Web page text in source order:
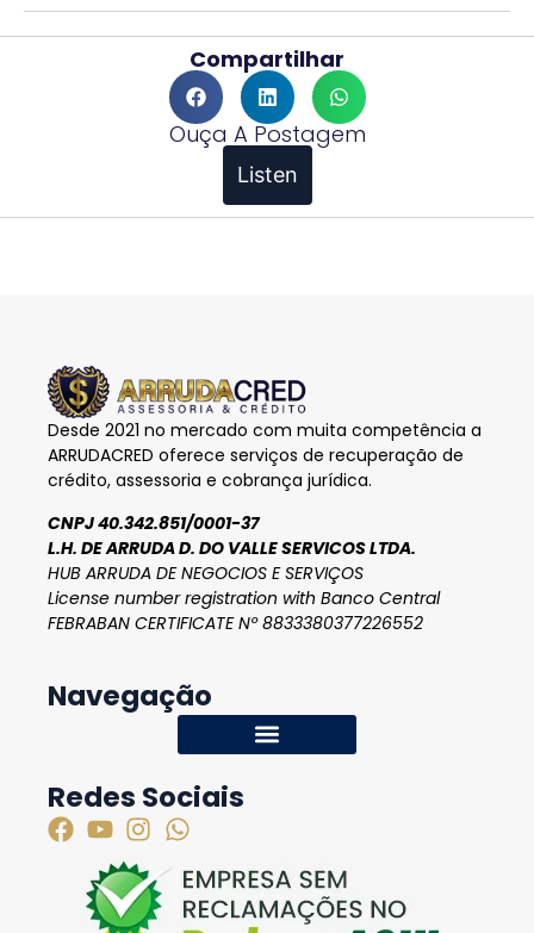
Compartilhar
Ouça A Postagem
Listen
Desde 2021 no mercado com muita competência a
ARRUDACRED oferece serviços de recuperação de
crédito, assessoria e cobrança jurídica.
CNPJ 40.342.851/0001-37
L.H. DE ARRUDA D. DO VALLE SERVICOS LTDA.
HUB ARRUDA DE NEGOCIOS E SERVIÇOS
License number registration with Banco Central
FEBRABAN CERTIFICATE Nº 8833380377226552
Navegação
Redes Sociais